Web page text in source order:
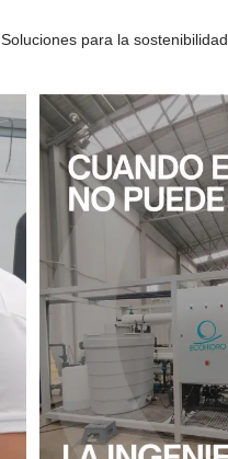
Soluciones para la sostenibilidad